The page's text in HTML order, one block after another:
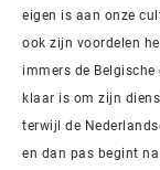
eigen is aan onze
ook zijn voordelen
immers de
klaar is om zijn
terwijl de
en dan pas begint